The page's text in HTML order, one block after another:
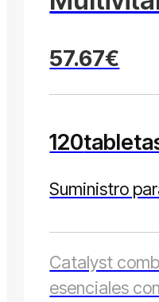
57.67€
120
Suministro
Catalyst
esenciales